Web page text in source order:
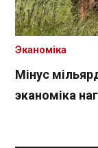
Мінус
эканоміка
Эканоміка